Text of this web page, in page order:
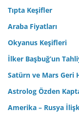
Tıpta Keşifler
Araba Fiyatları
Okyanus Keşifleri
İlker Başbuğ’un
Satürn ve Mars Geri
Astrolog Özden
Amerika – Rusya